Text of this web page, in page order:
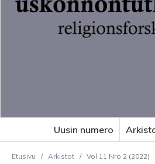
Uusin numero
Etusivu / Arkistot / Vol 11 Nro 2 (2022)